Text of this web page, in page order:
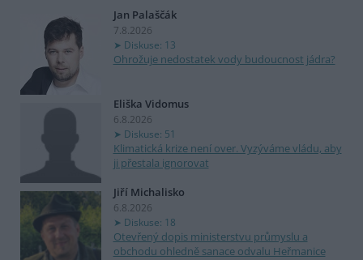
Jan Palaščák
7.8.2026
Diskuse: 13
Ohrožuje nedostatek vody budoucnost jádra?
Eliška Vidomus
6.8.2026
Diskuse: 51
Klimatická krize není over. Vyzýváme vládu, aby
ji přestala ignorovat
Jiří Michalisko
6.8.2026
Diskuse: 18
Otevřený dopis ministerstvu průmyslu a
obchodu ohledně sanace odvalu Heřmanice